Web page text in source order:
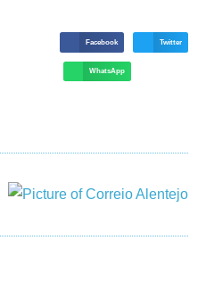
Facebook Twitter
WhatsApp